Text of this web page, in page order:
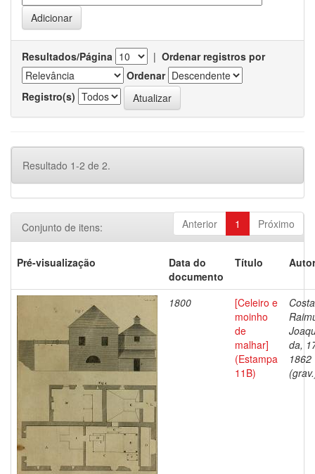
Resultados/Página | Ordenar registros por
Ordenar
Registro(s)
Resultado 1-2 de 2.
Anterior 1 Próximo
Conjunto de itens:
Pré-visualização
Data do
documento
Título
1800
[Celeiro e
moinho
de
malhar]
(Estampa
11B)
da,
1862